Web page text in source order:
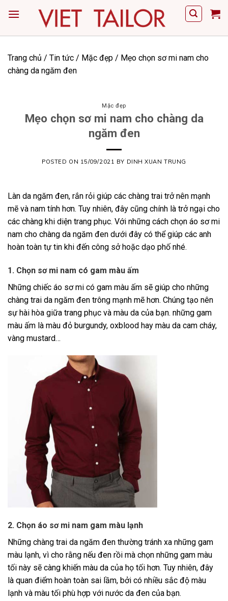
Trang chủ / Tin tức / Mặc đẹp / Mẹo chọn sơ mi nam cho
chàng da ngăm đen
Mặc đẹp
Mẹo chọn sơ mi nam cho chàng da
ngăm đen
POSTED ON 15/09/2021 BY DINH XUAN TRUNG
Làn da ngăm đen, rắn rỏi giúp các chàng trai trở nên mạnh
mẽ và nam tính hơn. Tuy nhiên, đây cũng chính là trở ngại cho
các chàng khi diện trang phục. Với những cách chọn áo sơ mi
nam cho chàng da ngăm đen dưới đây có thể giúp các anh
hoàn toàn tự tin khi đến công sở hoặc dạo phố nhé.
1. Chọn sơ mi nam có gam màu ấm
Những chiếc áo sơ mi có gam màu ấm sẽ giúp cho những
chàng trai da ngăm đen trông mạnh mẽ hơn. Chúng tạo nên
sự hài hòa giữa trang phục và màu da của bạn. những gam
màu ấm là màu đỏ burgundy, oxblood hay màu da cam cháy,
vàng mustard…
2. Chọn áo sơ mi nam gam màu lạnh
Những chàng trai da ngăm đen thường tránh xa những gam
màu lạnh, vì cho rằng nếu đen rồi mà chọn những gam màu
tối này sẽ càng khiến màu da của họ tối hơn. Tuy nhiên, đây
là quan điểm hoàn toàn sai lầm, bởi có nhiều sắc độ màu
lạnh và màu tối phù hợp với nước da đen của bạn.